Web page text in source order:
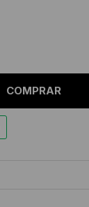
COMPRAR